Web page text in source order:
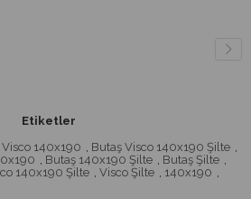
Etiketler
Visco 140x190 , Butaş Visco 140x190 Şilte ,
, Butaş 140x190 Şilte , Butaş Şilte ,
140x190 Şilte , Visco Şilte , 140x190 ,